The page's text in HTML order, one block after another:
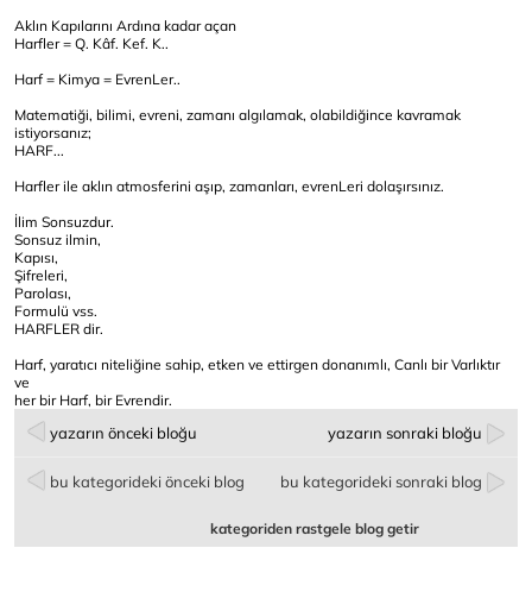
Aklın Kapılarını Ardına kadar açan
Harfler = Q. Kâf. Kef. K..
Harf = Kimya = EvrenLer..
Matematiği, bilimi, evreni, zamanı algılamak, olabildiğince kavramak
istiyorsanız;
HARF...
Harfler ile aklın atmosferini aşıp, zamanları, evrenLeri dolaşırsınız.
İlim Sonsuzdur.
Sonsuz ilmin,
Kapısı,
Şifreleri,
Parolası,
Formulü vss.
HARFLER dir.
Harf, yaratıcı niteliğine sahip, etken ve ettirgen donanımlı, Canlı bir Varlıktır
ve
her bir Harf, bir Evrendir.
yazarın önceki bloğu yazarın sonraki bloğu
bu kategorideki önceki blog bu kategorideki sonraki blog
kategoriden rastgele blog getir